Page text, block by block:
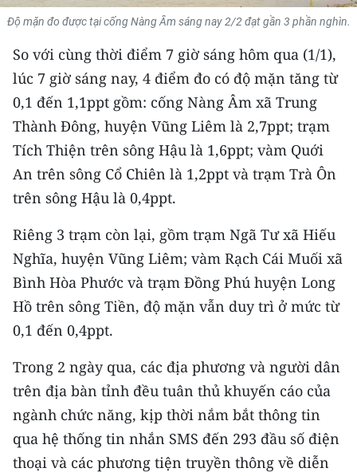
KIỂM CHỨNG THÔNG TIN
TRI THỨC CHUYÊN SÂU
54 DÂN TỘC VIỆT NAM
CHƯƠNG TRÌNH OCOP - MỖI XÃ
MỘT SẢN PHẨM
RADIO
MEDIA CENTER
E-Magazine
Video
Media Kinh tế
Media Văn hóa
Media Xã hội
Độ mặn đo được tại cống Nàng Âm sáng nay 2/2 đạt gần 3 phần nghìn.
So với cùng thời điểm 7 giờ sáng hôm qua (1/1),
lúc 7 giờ sáng nay, 4 điểm đo có độ mặn tăng từ
0,1 đến 1,1ppt gồm: cống Nàng Âm xã Trung
Thành Đông, huyện Vũng Liêm là 2,7ppt; trạm
Tích Thiện trên sông Hậu là 1,6ppt; vàm Quới
An trên sông Cổ Chiên là 1,2ppt và trạm Trà Ôn
trên sông Hậu là 0,4ppt.
Riêng 3 trạm còn lại, gồm trạm Ngã Tư xã Hiếu
Nghĩa, huyện Vũng Liêm; vàm Rạch Cái Muối xã
Bình Hòa Phước và trạm Đồng Phú huyện Long
Hồ trên sông Tiền, độ mặn vẫn duy trì ở mức từ
0,1 đến 0,4ppt.
Trong 2 ngày qua, các địa phương và người dân
trên địa bàn tỉnh đều tuân thủ khuyến cáo của
ngành chức năng, kịp thời nắm bắt thông tin
qua hệ thống tin nhắn SMS đến 293 đầu số điện
thoại và các phương tiện truyền thông về diễn